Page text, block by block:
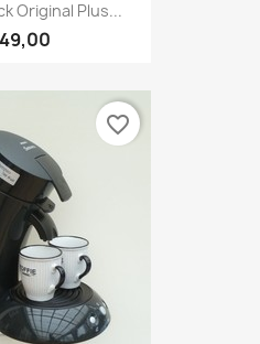
Original Plus...
favorite_border